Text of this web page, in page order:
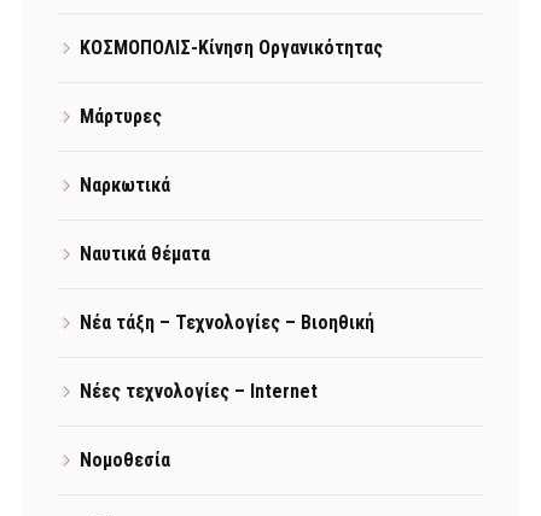
ΚΟΣΜΟΠΟΛΙΣ-Κίνηση Οργανικότητας
Μάρτυρες
Ναρκωτικά
Ναυτικά θέματα
Νέα τάξη – Τεχνολογίες – Βιοηθική
Νέες τεχνολογίες – Internet
Νομοθεσία